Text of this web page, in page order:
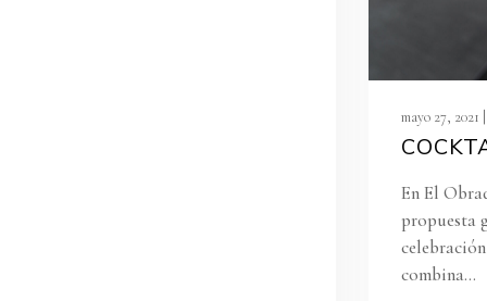
mayo 27, 2021 |
En El
propuesta
combina...